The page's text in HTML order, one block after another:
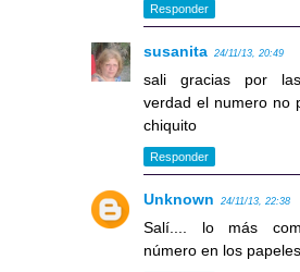
Responder
susanita 24/11/13, 20:49
sali gracias por
verdad el numero no
chiquito
Responder
Unknown 24/11/13, 22:38
Salí.... lo más
número en los